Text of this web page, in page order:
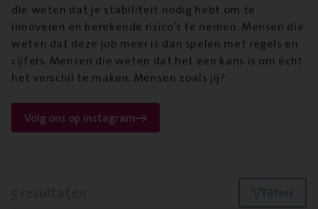
die weten dat je stabiliteit nodig hebt om te
innoveren en berekende risico’s te nemen. Mensen die
weten dat deze job meer is dan spelen met regels en
cijfers. Mensen die weten dat het een kans is om écht
het verschil te maken. Mensen zoals jij?
Volg ons op instagram
Filters